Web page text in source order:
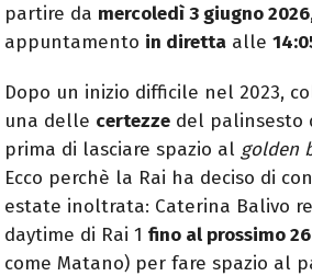
partire da mercoledì 3 giugno 2026
appuntamento in diretta alle
Dopo un inizio difficile nel 2023,
una delle certezze del palinsesto
prima di lasciare spazio al golden
Ecco perchè la Rai ha deciso di
estate inoltrata: Caterina Balivo
daytime di Rai 1 fino al prossimo
come Matano) per fare spazio al